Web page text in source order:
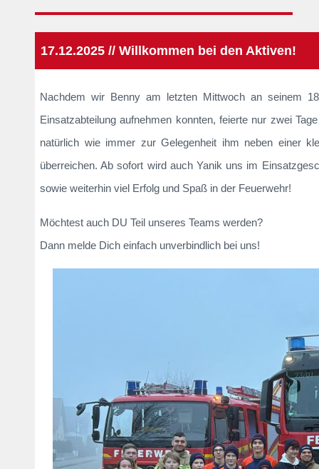
17.12.2025 // Willkommen bei den Aktiven!
Nachdem wir Benny am letzten Mittwoch an seinem
Einsatzabteilung aufnehmen konnten, feierte nur zwei
natürlich wie immer zur Gelegenheit ihm neben einer
überreichen. Ab sofort wird auch Yanik uns im
sowie weiterhin viel Erfolg und Spaß in der Feuerwehr!
Möchtest auch DU Teil unseres Teams werden?
Dann melde Dich einfach unverbindlich bei uns!